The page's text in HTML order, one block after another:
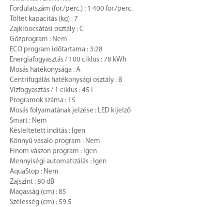
Fordulatszám (for./perc.) : 1 400 for./perc.
Töltet kapacitás (kg) : 7
Zajkibocsátási osztály : C
Gőzprogram : Nem
ECO program időtartama : 3:28
Energiafogyasztás / 100 ciklus : 78 kWh
Mosás hatékonysága : A
Centrifugálás hatékonysági osztály : B
Vízfogyasztás / 1 ciklus : 45 l
Programok száma : 15
Mosás folyamatának jelzése : LED kijelző
Smart : Nem
Késleltetett indítás : Igen
Könnyű vasaló program : Nem
Finom vászon program : Igen
Mennyiségi automatizálás : Igen
AquaStop : Nem
Zajszint : 80 dB
Magasság (cm) : 85
Szélesség (cm) : 59.5